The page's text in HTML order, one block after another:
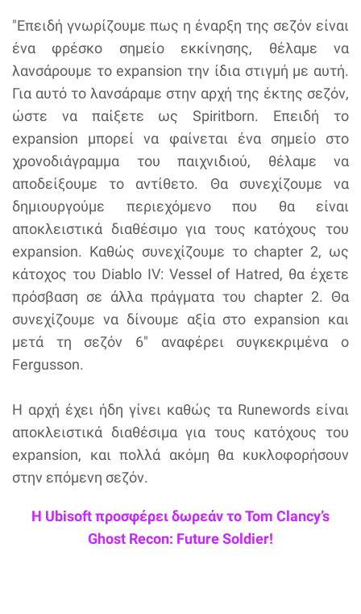
"Επειδή γνωρίζουμε πως η έναρξη της σεζόν είναι
ένα φρέσκο σημείο εκκίνησης, θέλαμε να
λανσάρουμε το expansion την ίδια στιγμή με αυτή.
Για αυτό το λανσάραμε στην αρχή της έκτης σεζόν,
ώστε να παίξετε ως Spiritborn. Επειδή το
expansion μπορεί να φαίνεται ένα σημείο στο
χρονοδιάγραμμα του παιχνιδιού, θέλαμε να
αποδείξουμε το αντίθετο. Θα συνεχίζουμε να
δημιουργούμε περιεχόμενο που θα είναι
αποκλειστικά διαθέσιμο για τους κατόχους του
expansion. Καθώς συνεχίζουμε το chapter 2, ως
κάτοχος του Diablo IV: Vessel of Hatred, θα έχετε
πρόσβαση σε άλλα πράγματα του chapter 2. Θα
συνεχίζουμε να δίνουμε αξία στο expansion και
μετά τη σεζόν 6" αναφέρει συγκεκριμένα ο
Fergusson.
Η αρχή έχει ήδη γίνει καθώς τα Runewords είναι
αποκλειστικά διαθέσιμα για τους κατόχους του
expansion, και πολλά ακόμη θα κυκλοφορήσουν
στην επόμενη σεζόν.
Η Ubisoft προσφέρει δωρεάν το Tom Clancy’s
Ghost Recon: Future Soldier!